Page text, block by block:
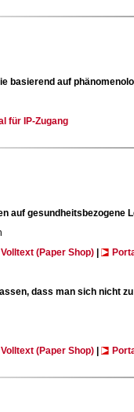
basierend auf
für IP-Zugang
auf
Volltext (Paper Shop)
dass man sich nicht
Volltext (Paper Shop)